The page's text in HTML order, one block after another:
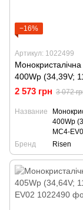
−16%
Артикул: 1022499
400Wp (34,39V;
EV02
2 573 грн 3 072
Название
400Wp
MC4-
Бренд
Risen